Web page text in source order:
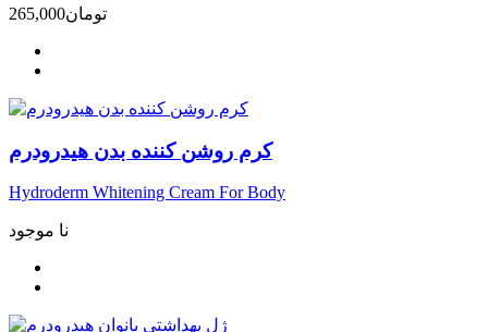
265,000تومان
کرم روشن کننده بدن هیدرودرم
Hydroderm Whitening Cream For Body
نا موجود